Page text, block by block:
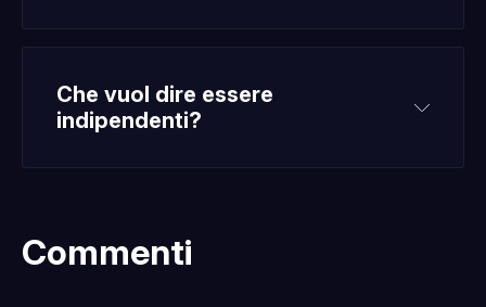
Che vuol dire essere
indipendenti?
Commenti